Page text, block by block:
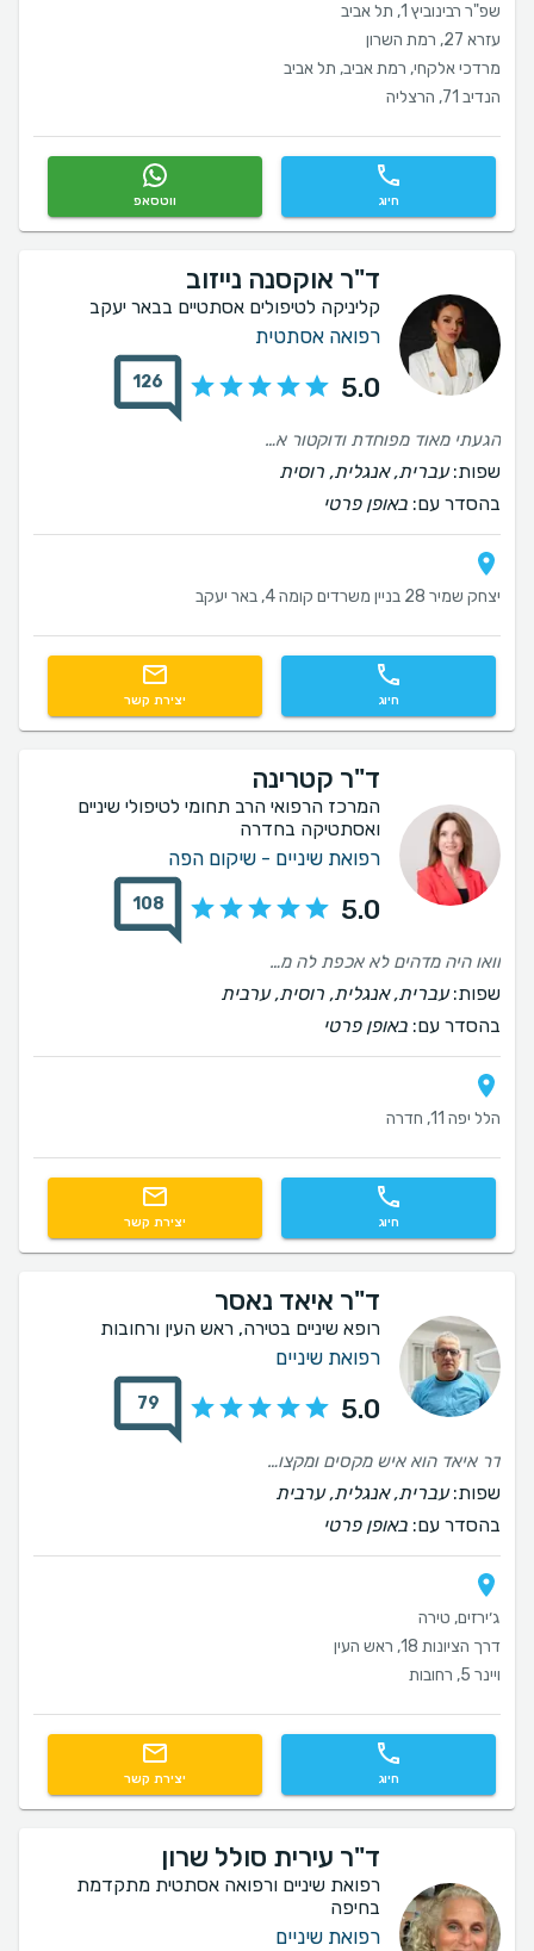
שפ"ר רבינוביץ 1, תל אביב
עזרא 27, רמת השרון
מרדכי אלקחי, רמת אביב, תל אביב
הנדיב 71, הרצליה
חיוג ווטסאפ
ד"ר אוקסנה נייזוב
קליניקה לטיפולים אסתטיים בבאר יעקב
רפואה אסתטית
5.0
126
הגעתי מאוד מפוחדת ודוקטור אוקסנה והצוות ממש ליוו אותי בתהליך הסבירו והיו סבלניות איתי והמקצועיות של דוקטור אוקסנה זה וואו ביקשתי עדינות וקיבלתי ממליצה בחום (:
שפות:עברית, אנגלית, רוסית
בהסדר עם: באופן פרטי
יצחק שמיר 28 בניין משרדים קומה 4, באר יעקב
חיוג יצירת קשר
ד"ר קטרינה
המרכז הרפואי הרב תחומי לטיפולי שיניים
ואסתטיקה בחדרה
רפואת שיניים - שיקום הפה
5.0
108
וואו היה מדהים לא אכפת לה מכסף רק מבריאות
שפות:עברית, אנגלית, רוסית, ערבית
בהסדר עם: באופן פרטי
הלל יפה 11, חדרה
חיוג יצירת קשר
ד"ר איאד נאסר
רופא שיניים בטירה, ראש העין ורחובות
רפואת שיניים
5.0
79
דר איאד הוא איש מקסים ומקצועי, נתן הסברים מלאים על האפשרויות, עד כדי הסבר מצויר, ובאמת שהרגשתי שאני יודעת למה אני נכנסת ומבינה את התהליך. הרגשתי שאני בידיים מקצועיות ויסודיות.
שפות:עברית, אנגלית, ערבית
בהסדר עם: באופן פרטי
ג׳ירזים, טירה
דרך הציונות 18, ראש העין
ויינר 5, רחובות
חיוג יצירת קשר
ד"ר עירית סולל שרון
רפואת שיניים ורפואה אסתטית מתקדמת
בחיפה
רפואת שיניים